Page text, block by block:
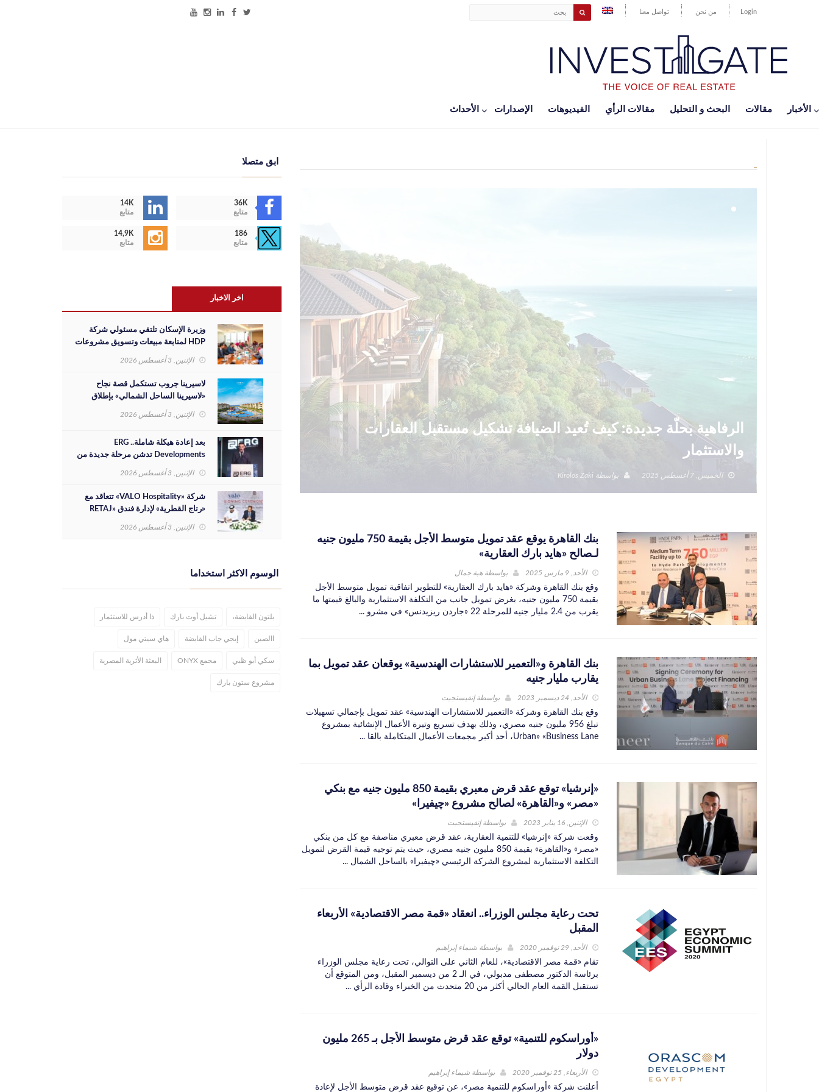
Login من نحن تواصل معنا
اﻷخبار مقالات البحث و التحليل مقالات الرأي الفيديوهات الإصدارات اﻷحداث
الرفاهية بحلّة جديدة: كيف تُعيد الضيافة تشكيل مستقبل العقارات
والاستثمار
الخميس, 7 أغسطس 2025 بواسطة Kirolos Zaki
بنك القاهرة يوقع عقد تمويل متوسط الأجل بقيمة 750 مليون جنيه
لـصالح «هايد بارك العقارية»
الأحد, 9 مارس 2025 بواسطة هبة جمال
وقع بنك القاهرة وشركة «هايد بارك العقارية» للتطوير اتفاقية تمويل متوسط الأجل
بقيمة 750 مليون جنيه، بغرض تمويل جانب من التكلفة الاستثمارية والبالغ قيمتها ما
يقرب من 2.4 مليار جنيه للمرحلة 22 «جاردن ريزيدنس» في مشرو ...
بنك القاهرة و«التعمير للاستشارات الهندسية» يوقعان عقد تمويل بما
يقارب مليار جنيه
الأحد, 24 ديسمبر 2023 بواسطةإنفيستجيت
وقع بنك القاهرة وشركة «التعمير للاستشارات الهندسية» عقد تمويل بإجمالي تسهيلات
تبلغ 956 مليون جنيه مصري، وذلك بهدف تسريع وتيرة الأعمال الإنشائية بمشروع
Urban» «Business Lane، أحد أكبر مجمعات الأعمال المتكاملة بالقا ...
«إنرشيا» توقع عقد قرض معبري بقيمة 850 مليون جنيه مع بنكي
«مصر» و«القاهرة» لصالح مشروع «چيفيرا»
الإثنين, 16 يناير 2023 بواسطةإنفيستجيت
وقعت شركة «إنرشيا» للتنمية العقارية، عقد قرض معبري مناصفة مع كل من بنكي
«مصر» و«القاهرة» بقيمة 850 مليون جنيه مصري، حيث يتم توجيه قيمة القرض لتمويل
التكلفة الاستثمارية لمشروع الشركة الرئيسي «چيفيرا» بالساحل الشمال ...
تحت رعاية مجلس الوزراء.. انعقاد «قمة مصر الاقتصادية» الأربعاء
المقبل
الأحد, 29 نوفمبر 2020 بواسطة شيماء إبراهيم
تقام «قمة مصر الاقتصادية»، للعام الثاني على التوالي، تحت رعاية مجلس الوزراء
برئاسة الدكتور مصطفى مدبولي، في الـ 2 من ديسمبر المقبل، ومن المتوقع أن
تستقبل القمة العام الحالي أكثر من 20 متحدث من الخبراء وقادة الرأي ...
«أوراسكوم للتنمية» توقع عقد قرض متوسط الأجل بـ 265 مليون
دولار
الأربعاء, 25 نوفمبر 2020 بواسطة شيماء إبراهيم
أعلنت شركة «أوراسكوم للتنمية مصر»، عن توقيع عقد قرض متوسط الأجل لإعادة
ابق متصلا
14K
متابع
36K
متابع
14,9K
متابع
186
متابع
اخر الاخبار
وزيرة الإسكان تلتقي مسئولي شركة
HDP لمتابعة مبيعات وتسويق مشروعات
المدن الجديدة والفرص الاستثمارية
الإثنين, 3 أغسطس 2026
لاسيرينا جروب تستكمل قصة نجاح
«لاسيرينا الساحل الشمالي» بإطلاق
مرحلة جديدة على مساحة 30 فدانًا
الإثنين, 3 أغسطس 2026
بعد إعادة هيكلة شاملة.. ERG
Developments تدشن مرحلة جديدة من
النمو بدعم مالي بقيمة 700 مليون جنيه
الإثنين, 3 أغسطس 2026
شركة «VALO Hospitality» تتعاقد مع
«رتاج القطرية» لإدارة فندق «RETAJ
الإثنين, 3 أغسطس 2026
الوسوم الاكثر استخداما
بلتون القابضة، تشيل أوت بارك ذا أدرس للاستثمار
االصين إيجي جاب القابضة هاي سيتي مول
سكي أبو ظبي مجمع ONYX البعثة الأثرية المصرية
مشروع ستون بارك